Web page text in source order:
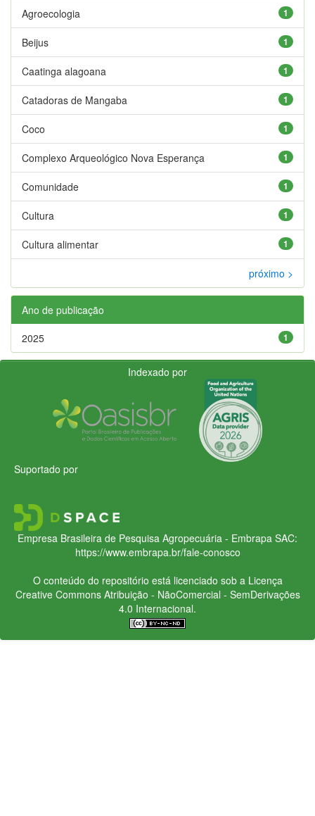
1
Agroecologia
1
Beijus
1
Caatinga alagoana
1
Catadoras de Mangaba
1
Coco
1
Complexo Arqueológico Nova Esperança
1
Comunidade
1
Cultura
1
Cultura alimentar
próximo >
Ano de publicação
1
2025
Indexado por
Suportado por
Empresa Brasileira de Pesquisa Agropecuária - Embrapa SAC:
https://www.embrapa.br/fale-conosco
O conteúdo do repositório está licenciado sob a Licença
Creative CommonsAtribuição - NãoComercial - SemDerivações
4.0 Internacional.